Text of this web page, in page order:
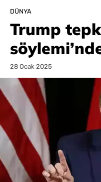
DÜNYA
Trump
28 Ocak 2025